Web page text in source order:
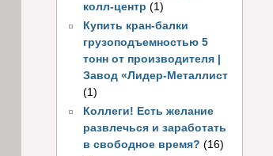
колл-центр (1)
Купить кран-балки
грузоподъемностью 5
тонн от производителя |
Завод «Лидер-Металлист
(1)
Коллеги! Есть желание
развлечься и заработать
в свободное время? (16)